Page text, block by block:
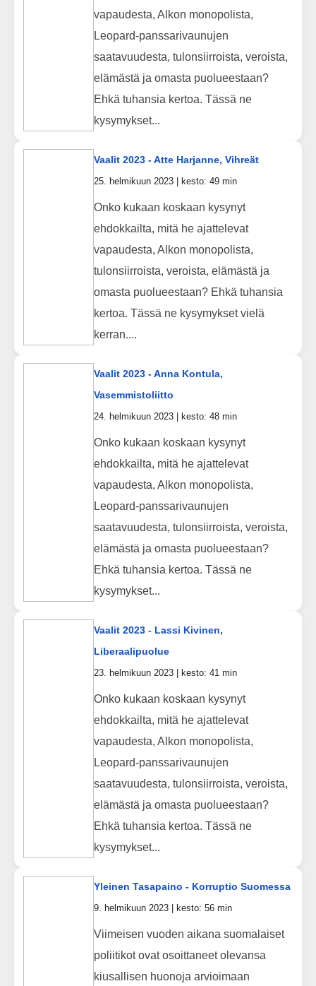
vapaudesta, Alkon monopolista,
Leopard-panssarivaunujen
saatavuudesta, tulonsiirroista, veroista,
elämästä ja omasta puolueestaan?
Ehkä tuhansia kertoa. Tässä ne
kysymykset...
Vaalit 2023 - Atte Harjanne, Vihreät
25. helmikuun 2023 | kesto: 49 min
Onko kukaan koskaan kysynyt
ehdokkailta, mitä he ajattelevat
vapaudesta, Alkon monopolista,
tulonsiirroista, veroista, elämästä ja
omasta puolueestaan? Ehkä tuhansia
kertoa. Tässä ne kysymykset vielä
kerran....
Vaalit 2023 - Anna Kontula,
Vasemmistoliitto
24. helmikuun 2023 | kesto: 48 min
Onko kukaan koskaan kysynyt
ehdokkailta, mitä he ajattelevat
vapaudesta, Alkon monopolista,
Leopard-panssarivaunujen
saatavuudesta, tulonsiirroista, veroista,
elämästä ja omasta puolueestaan?
Ehkä tuhansia kertoa. Tässä ne
kysymykset...
Vaalit 2023 - Lassi Kivinen,
Liberaalipuolue
23. helmikuun 2023 | kesto: 41 min
Onko kukaan koskaan kysynyt
ehdokkailta, mitä he ajattelevat
vapaudesta, Alkon monopolista,
Leopard-panssarivaunujen
saatavuudesta, tulonsiirroista, veroista,
elämästä ja omasta puolueestaan?
Ehkä tuhansia kertoa. Tässä ne
kysymykset...
Yleinen Tasapaino - Korruptio Suomessa
9. helmikuun 2023 | kesto: 56 min
Viimeisen vuoden aikana suomalaiset
poliitikot ovat osoittaneet olevansa
kiusallisen huonoja arvioimaan